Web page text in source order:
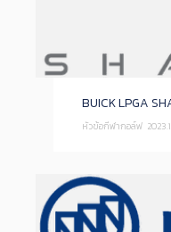
BUICK LPGA
หัวข้อกีฬากอล์ฟ